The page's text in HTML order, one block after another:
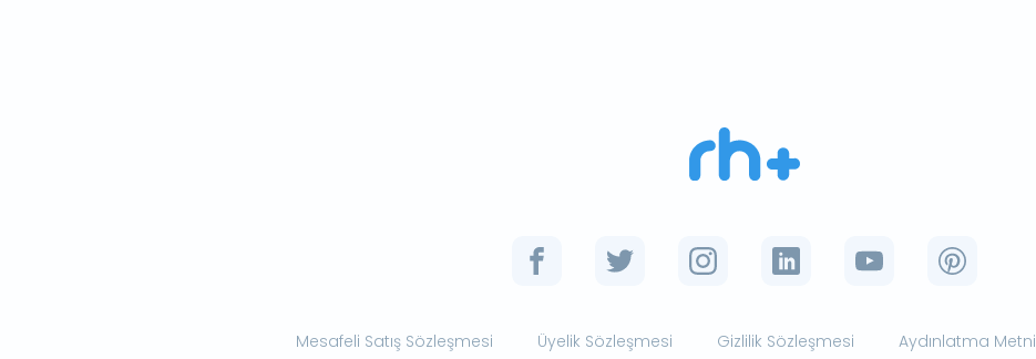
Mesafeli Satış Sözleşmesi Üyelik Sözleşmesi Gizlilik Sözleşmesi Aydınlatma Metni